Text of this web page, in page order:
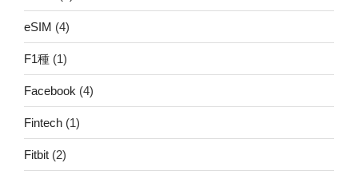
eSIM (4)
F1種 (1)
Facebook (4)
Fintech (1)
Fitbit (2)